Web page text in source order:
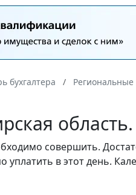
бухгалтера Региональные
совершить.
в этот день.